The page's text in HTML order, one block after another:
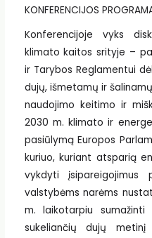
KONFERENCIJOS
Konferencijoje vyks
klimato kaitos srityje –
ir Tarybos Reglamentui
dujų, išmetamų ir
naudojimo keitimo ir
2030 m. klimato ir
pasiūlymą Europos
kuriuo, kuriant atsparią
vykdyti įsipareigojimus
valstybėms narėms
m. laikotarpiu
sukeliančių dujų